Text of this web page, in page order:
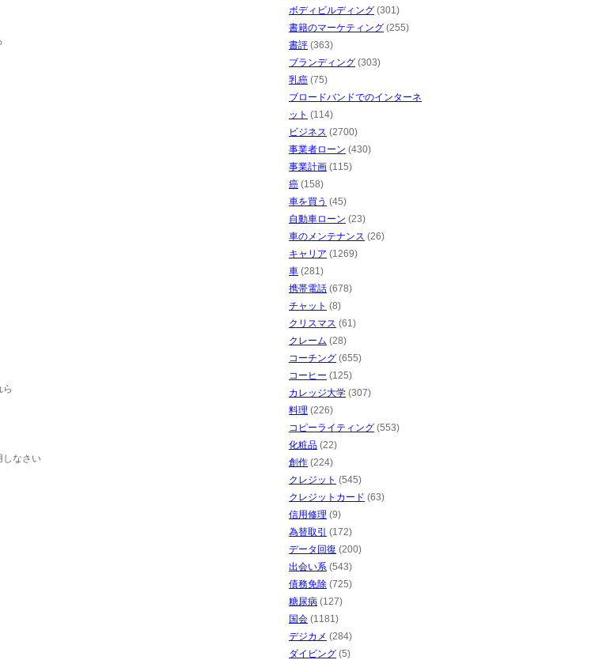
ら
しなさい
ボディビルディング (301)
書籍のマーケティング (255)
書評 (363)
ブランディング (303)
乳癌 (75)
ブロードバンドでのインターネ
ット (114)
ビジネス (2700)
事業者ローン (430)
事業計画 (115)
癌 (158)
車を買う (45)
自動車ローン (23)
車のメンテナンス (26)
キャリア (1269)
車 (281)
携帯電話 (678)
チャット (8)
クリスマス (61)
クレーム (28)
コーチング (655)
コーヒー (125)
カレッジ大学 (307)
料理 (226)
コピーライティング (553)
化粧品 (22)
創作 (224)
クレジット (545)
クレジットカード (63)
信用修理 (9)
為替取引
(172)
データ回復 (200)
出会い系 (543)
債務免除 (725)
糖尿病 (127)
国会 (1181)
デジカメ (284)
ダイビング (5)